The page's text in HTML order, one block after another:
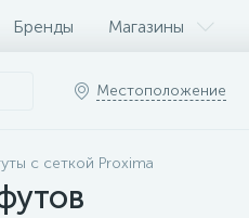
Бренды Магазины
Местоположение
с сеткой Proxima